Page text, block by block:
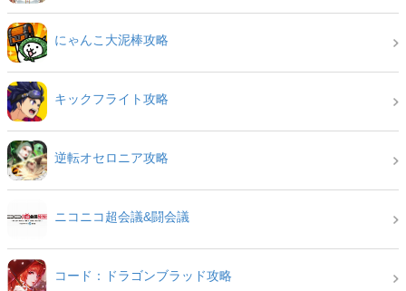
にゃんこ大泥棒攻略
キックフライト攻略
逆転オセロニア攻略
ニコニコ超会議&闘会議
コード：ドラゴンブラッド攻略